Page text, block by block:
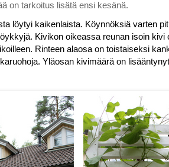
on tarkoitus lisätä ensi kesänä.
löytyi kaikenlaista. Köynnöksiä varten
Kivikon oikeassa reunan isoin kivi
Rinteen alaosa on toistaiseksi
Yläosan kivimäärä on